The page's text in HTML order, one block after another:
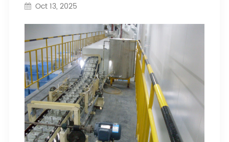
Oct 13, 2025